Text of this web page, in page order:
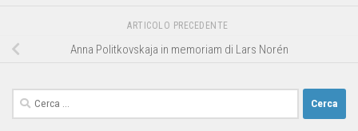
ARTICOLO PRECEDENTE
Anna Politkovskaja in memoriam di Lars Norén